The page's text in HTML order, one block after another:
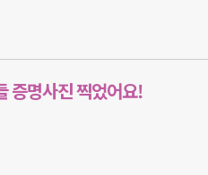
증명사진 찍었어요!